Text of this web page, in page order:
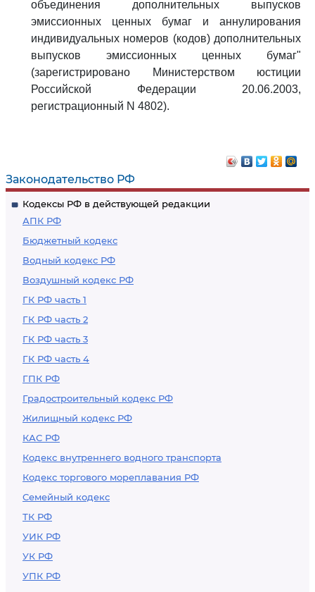
Законодательство РФ
Кодексы РФ в действующей редакции
АПК РФ
Бюджетный кодекс
Водный кодекс РФ
Воздушный кодекс РФ
ГК РФ часть 1
ГК РФ часть 2
ГК РФ часть 3
ГК РФ часть 4
ГПК РФ
Градостроительный кодекс РФ
Жилищный кодекс РФ
КАС РФ
Кодекс внутреннего водного транспорта
Кодекс торгового мореплавания РФ
Семейный кодекс
ТК РФ
УИК РФ
УК РФ
УПК РФ
объединения дополнительных выпусков
эмиссионных ценных бумаг и аннулирования
индивидуальных номеров (кодов) дополнительных
выпусков эмиссионных ценных бумаг"
(зарегистрировано Министерством юстиции
Российской Федерации 20.06.2003,
регистрационный N 4802).